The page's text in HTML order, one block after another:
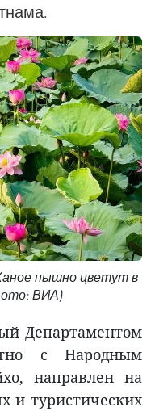
пышно цветут в
ВИА)
Департаментом
с Народным
направлен на
и туристических